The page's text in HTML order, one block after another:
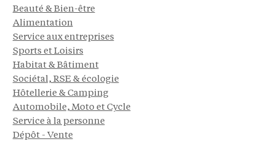
Beauté & Bien-être
Alimentation
Service aux entreprises
Sports et Loisirs
Habitat & Bâtiment
Sociétal, RSE & écologie
Hôtellerie & Camping
Automobile, Moto et Cycle
Service à la personne
Dépôt - Vente